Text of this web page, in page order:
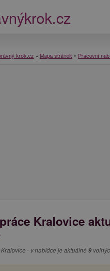
krok.cz » Mapa stránek » Pracovní
Kralovice
- v nabídce je aktuálně 9